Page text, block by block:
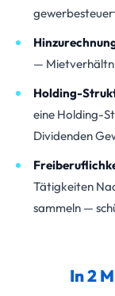
—
Holding-
eine Holding-
Dividenden
Tätigkeiten
sammeln —
In 2